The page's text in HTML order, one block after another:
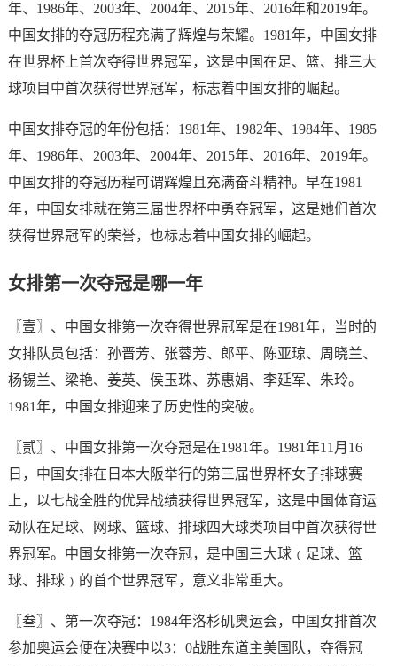
年、1986年、2003年、2004年、2015年、2016年和2019年。
中国女排的夺冠历程充满了辉煌与荣耀。1981年，中国女排
在世界杯上首次夺得世界冠军，这是中国在足、篮、排三大
球项目中首次获得世界冠军，标志着中国女排的崛起。
中国女排夺冠的年份包括：1981年、1982年、1984年、1985
年、1986年、2003年、2004年、2015年、2016年、2019年。
中国女排的夺冠历程可谓辉煌且充满奋斗精神。早在1981
年，中国女排就在第三届世界杯中勇夺冠军，这是她们首次
获得世界冠军的荣誉，也标志着中国女排的崛起。
女排第一次夺冠是哪一年
〖壹〗、中国女排第一次夺得世界冠军是在1981年，当时的
女排队员包括：孙晋芳、张蓉芳、郎平、陈亚琼、周晓兰、
杨锡兰、梁艳、姜英、侯玉珠、苏惠娟、李延军、朱玲。
1981年，中国女排迎来了历史性的突破。
〖贰〗、中国女排第一次夺冠是在1981年。1981年11月16
日，中国女排在日本大阪举行的第三届世界杯女子排球赛
上，以七战全胜的优异战绩获得世界冠军，这是中国体育运
动队在足球、网球、篮球、排球四大球类项目中首次获得世
界冠军。中国女排第一次夺冠，是中国三大球﹙足球、篮
球、排球﹚的首个世界冠军，意义非常重大。
〖叁〗、第一次夺冠：1984年洛杉矶奥运会，中国女排首次
参加奥运会便在决赛中以3：0战胜东道主美国队，夺得冠